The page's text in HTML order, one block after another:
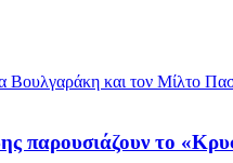
παρουσιάζουν το